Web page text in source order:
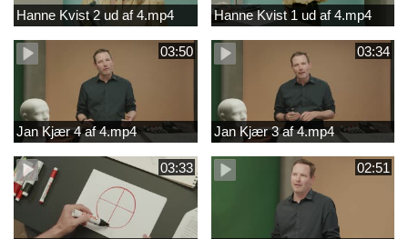
Hanne Kvist 2 ud af 4.mp4 Hanne Kvist 1 ud af 4.mp4
03:50
Jan Kjær 4 af 4.mp4
03:34
Jan Kjær 3 af 4.mp4
03:33 02:51